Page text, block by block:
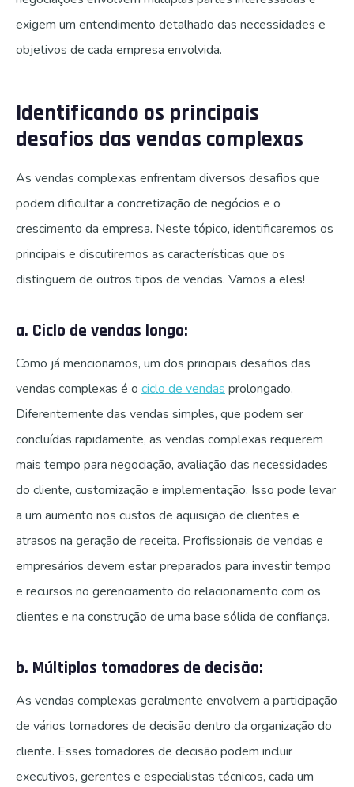
exigem um entendimento detalhado das necessidades e
objetivos de cada empresa envolvida.
Identificando os principais
desafios das vendas complexas
As vendas complexas enfrentam diversos desafios que
podem dificultar a concretização de negócios e o
crescimento da empresa. Neste tópico, identificaremos os
principais e discutiremos as características que os
distinguem de outros tipos de vendas. Vamos a eles!
a. Ciclo de vendas longo:
Como já mencionamos, um dos principais desafios das
vendas complexas é o ciclo de vendas prolongado.
Diferentemente das vendas simples, que podem ser
concluídas rapidamente, as vendas complexas requerem
mais tempo para negociação, avaliação das necessidades
do cliente, customização e implementação. Isso pode levar
a um aumento nos custos de aquisição de clientes e
atrasos na geração de receita. Profissionais de vendas e
empresários devem estar preparados para investir tempo
e recursos no gerenciamento do relacionamento com os
clientes e na construção de uma base sólida de confiança.
b. Múltiplos tomadores de decisão:
As vendas complexas geralmente envolvem a participação
de vários tomadores de decisão dentro da organização do
cliente. Esses tomadores de decisão podem incluir
executivos, gerentes e especialistas técnicos, cada um